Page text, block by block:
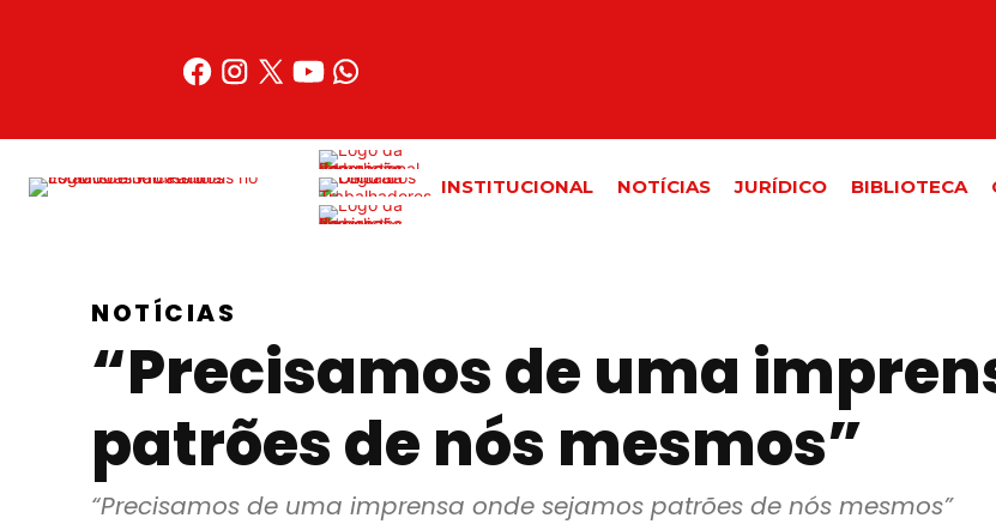
INSTITUCIONAL NOTÍCIAS JURÍDICO BIBLIOTECA
NOTÍCIAS
“Precisamos de uma
patrões de nós mesmos”
“Precisamos de uma imprensa onde sejamos patrões de nós mesmos”